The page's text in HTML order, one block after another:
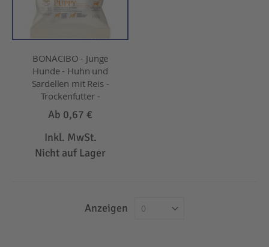
BONACIBO - Junge
Hunde - Huhn und
Sardellen mit Reis -
Trockenfutter -
Ab 0,67 €
Inkl. MwSt.
Nicht auf Lager
Anzeigen